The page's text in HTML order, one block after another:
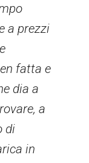
a prezzi
fatta e
dia a
a
di
in